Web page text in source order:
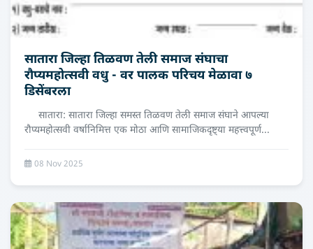
सातारा जिल्हा तिळवण तेली समाज संघाचा
रौप्यमहोत्सवी वधु - वर पालक परिचय मेळावा ७
डिसेंबरला
सातारा: सातारा जिल्हा समस्त तिळवण तेली समाज संघाने आपल्या
रौप्यमहोत्सवी वर्षानिमित्त एक मोठा आणि सामाजिकदृष्ट्या महत्त्वपूर्ण...
08 Nov 2025